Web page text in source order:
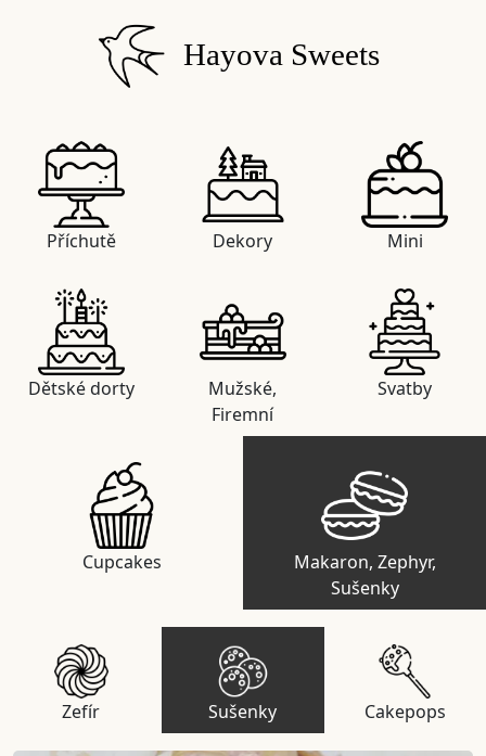
Hayova Sweets
Příchutě Dekory Mini
Dětské dorty
Mužské,
Firemní
Svatby
Cupcakes
Makaron, Zephyr,
Sušenky
Zefír Sušenky Cakepops